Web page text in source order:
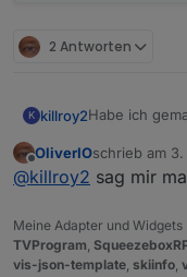
2 Antworten
K killroy2Habe ich
iobroker
0.8.25
gross. Klick
Was mir
werden
Offline
OliverIOschrieb am 3.
zuletzt
@killroy2 sag mir
Meine Adapter und Widgets
TVProgram,
vis-json-template, skiinfo,